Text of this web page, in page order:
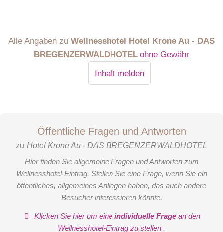
Alle Angaben zu Wellnesshotel Hotel Krone Au - DAS
BREGENZERWALDHOTEL ohne Gewähr
Inhalt melden
Öffentliche Fragen und Antworten
zu Hotel Krone Au - DAS BREGENZERWALDHOTEL
Hier finden Sie allgemeine Fragen und Antworten zum
Wellnesshotel-Eintrag. Stellen Sie eine Frage, wenn Sie ein
öffentliches, allgemeines Anliegen haben, das auch andere
Besucher interessieren könnte.
Klicken Sie hier um eineindividuelle Frage an den
Wellnesshotel-Eintrag zu stellen .